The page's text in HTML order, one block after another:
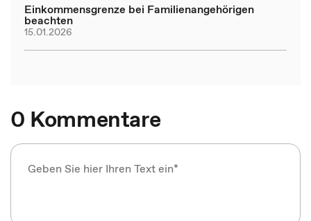
Einkommensgrenze bei Familienangehörigen
beachten
15.01.2026
0 Kommentare